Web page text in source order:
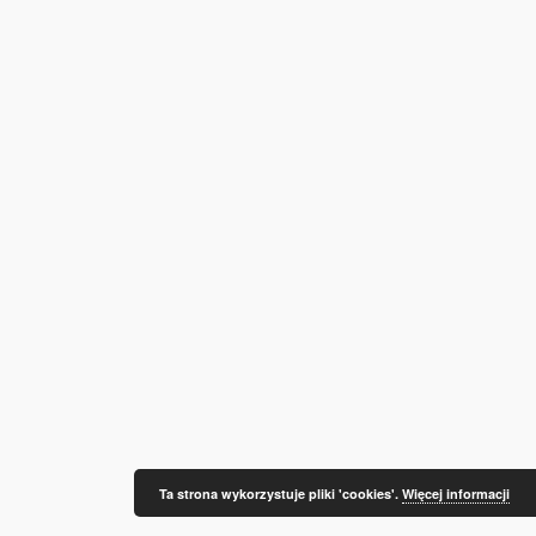
Ta strona wykorzystuje pliki 'cookies'. Więcej informacji